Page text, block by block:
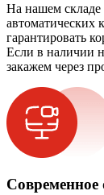
На нашем складе
автоматических
гарантировать
Если в наличии
закажем через
Современное